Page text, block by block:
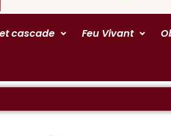
cascade Feu Vivant